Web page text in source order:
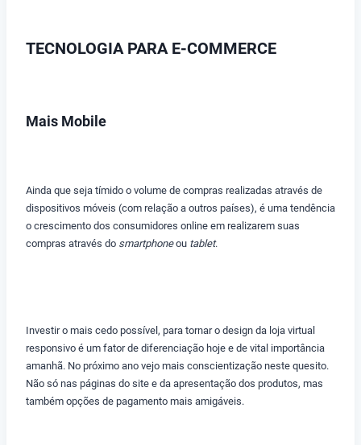
TECNOLOGIA PARA E-COMMERCE
Mais Mobile
Ainda que seja tímido o volume de compras realizadas através de
dispositivos móveis (com relação a outros países), é uma tendência
o crescimento dos consumidores online em realizarem suas
compras através do smartphoneou tablet.
Investir o mais cedo possível, para tornar o design da loja virtual
responsivo é um fator de diferenciação hoje e de vital importância
amanhã. No próximo ano vejo mais conscientização neste quesito.
Não só nas páginas do site e da apresentação dos produtos, mas
também opções de pagamento mais amigáveis.